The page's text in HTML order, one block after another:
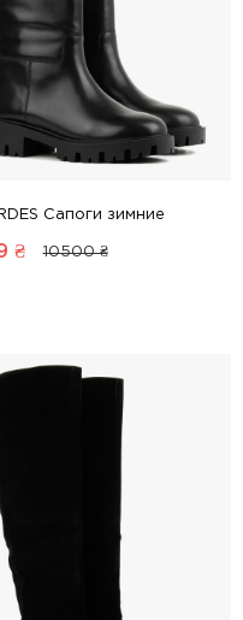
Сапоги зимние
₴ 10500 ₴